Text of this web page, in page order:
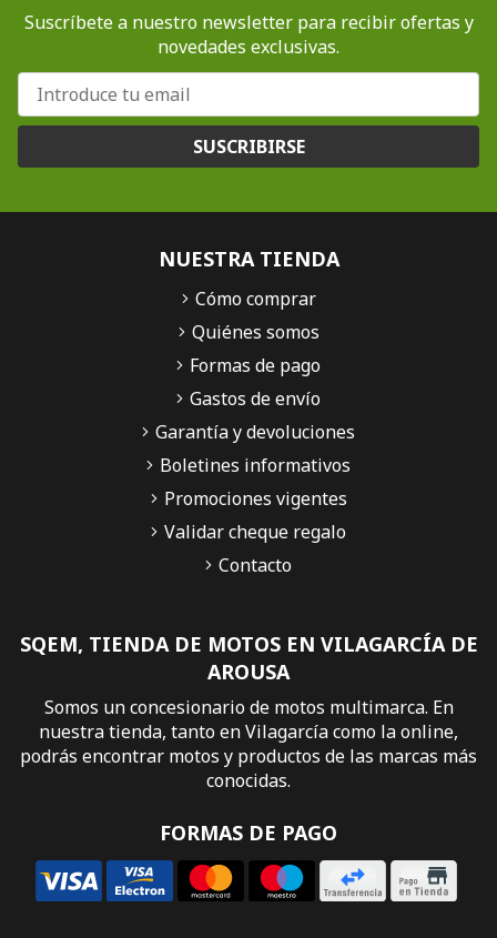
Suscríbete a nuestro newsletter para recibir ofertas y
novedades exclusivas.
SUSCRIBIRSE
SQEM, TIENDA DE MOTOS EN VILAGARCÍA DE
AROUSA
Somos un concesionario de motos multimarca. En
nuestra tienda, tanto en Vilagarcía como la online,
podrás encontrar motos y productos de las marcas más
conocidas.
FORMAS DE PAGO
NUESTRA TIENDA
Cómo comprar
Quiénes somos
Formas de pago
Gastos de envío
Garantía y devoluciones
Boletines informativos
Promociones vigentes
Validar cheque regalo
Contacto